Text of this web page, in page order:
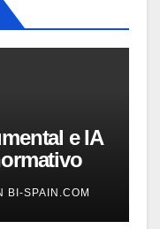
e IA
BI-SPAIN.COM